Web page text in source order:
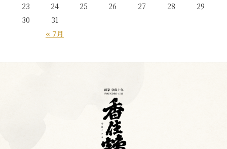
« 7月
23
24 25 26 27 28
29
30
31